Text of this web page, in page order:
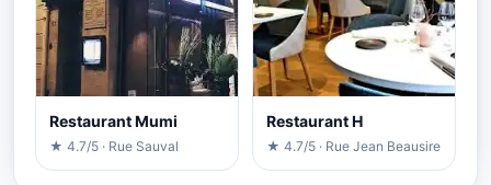
Restaurant Mumi
★ 4.7/5 · Rue Sauval
Restaurant H
★ 4.7/5 · Rue Jean Beausire